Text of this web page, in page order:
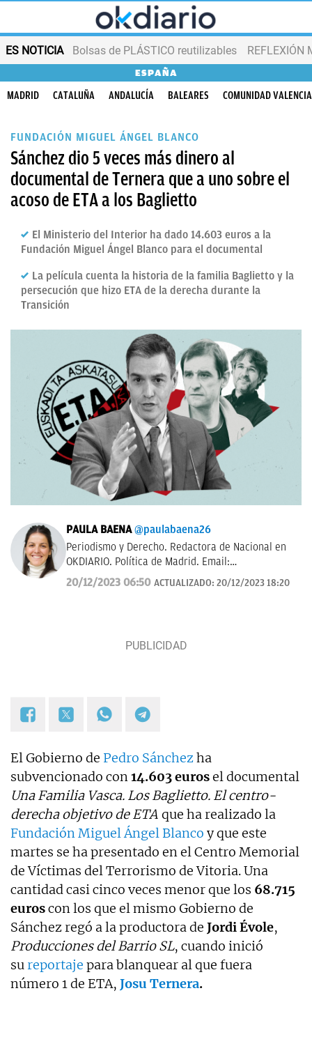
ES NOTICIA Bolsas de PLÁSTICO reutilizables REFLEXIÓN
ESPAÑA
MADRID CATALUÑA ANDALUCÍA BALEARES COMUNIDAD
FUNDACIÓN MIGUEL ÁNGEL BLANCO
Sánchez dio 5 veces más dinero al
documental de Ternera que a uno sobre el
acoso de ETA a los Baglietto
El Ministerio del Interior ha dado 14.603 euros a la
Fundación Miguel Ángel Blanco para el documental
La película cuenta la historia de la familia Baglietto y la
persecución que hizo ETA de la derecha durante la
Transición
PAULA BAENA @paulabaena26
Periodismo y Derecho. Redactora de Nacional en
OKDIARIO. Política de Madrid. Email:
paula.baena@okdiario.com
20/12/2023 06:50 ACTUALIZADO: 20/12/2023 18:20
El Gobierno de Pedro Sánchezha
subvencionado con14.603 eurosel documental
Una Familia Vasca. Los Baglietto. El centro-
derecha objetivo de ETA que ha realizado la
Fundación Miguel Ángel Blanco y que este
martes se ha presentado en el Centro Memorial
de Víctimas del Terrorismo de Vitoria. Una
cantidad casi cinco veces menor que los 68.715
euroscon los que el mismo Gobierno de
Sánchez regó a la productora de JordiÉvole,
Producciones del Barrio SL, cuando inició
sureportaje para blanquear al que fuera
número 1 de ETA, Josu Ternera.